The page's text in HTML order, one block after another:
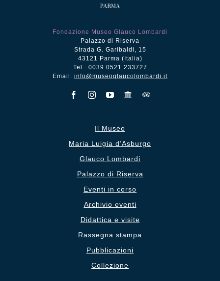
Fondazione Museo Glauco Lombardi
Palazzo di Riserva
Strada G. Garibaldi, 15
43121 Parma (Italia)
Tel.: 0039 0521 233727
Email: info@museoglaucolombardi.it
Il Museo
Maria Luigia d’Asburgo
Glauco Lombardi
Palazzo di Riserva
Eventi in corso
Archivio eventi
Didattica e visite
Rassegna stampa
Pubblicazioni
Collezione